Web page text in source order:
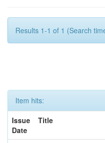
Results 1-1 of 1 (Search
Item hits:
Issue
Date
Title